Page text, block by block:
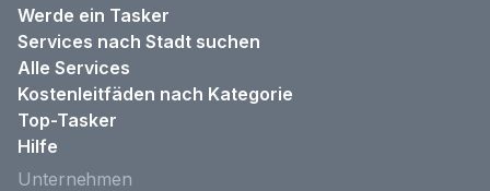
Werde ein Tasker
Services nach Stadt suchen
Alle Services
Kostenleitfäden nach Kategorie
Top-Tasker
Hilfe
Unternehmen